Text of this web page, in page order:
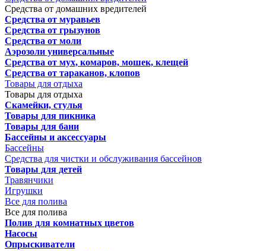
Средства от домашних вредителей
Средства от муравьев
Средства от грызунов
Средства от моли
Аэрозоли универсальные
Средства от мух, комаров, мошек, клещей
Средства от тараканов, клопов
Товары для отдыха
Товары для отдыха
Скамейки, стулья
Товары для пикника
Товары для бани
Бассейны и аксессуары
Бассейны
Средства для чистки и обслуживания бассейнов
Товары для детей
Травянчики
Игрушки
Все для полива
Все для полива
Полив для комнатных цветов
Насосы
Опрыскиватели